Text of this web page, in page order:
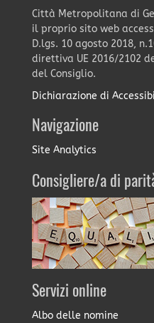
Città Metropolitana di
il proprio sito web
D.lgs. 10 agosto 2018,
direttiva UE 2016/2102
del Consiglio.
Dichiarazione di
Navigazione
Site Analytics
Consigliere/a di
Servizi online
Albo delle nomine